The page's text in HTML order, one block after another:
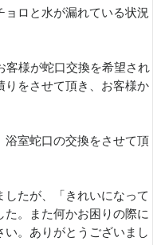
ロと水が漏れている状況
客様が蛇口交換を希望され
りをさせて頂き、お客様か
浴室蛇口の交換をさせて頂
たが、「きれいになって
。また何かお困りの際に
。ありがとうございまし